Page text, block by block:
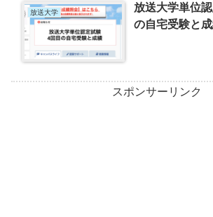
放送大学
放送大学単位
の自宅受験と
スポンサーリンク